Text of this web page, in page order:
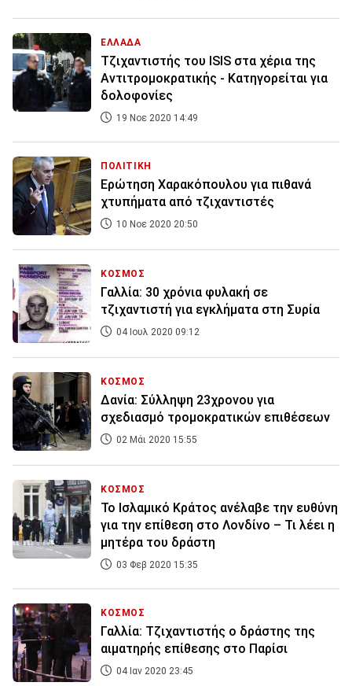
ΕΛΛΑΔΑ
Τζιχαντιστής του ISIS στα χέρια της
Αντιτρομοκρατικής - Κατηγορείται για
δολοφονίες
19 Νοε 2020 14:49
ΠΟΛΙΤΙΚΗ
Ερώτηση Χαρακόπουλου για πιθανά
χτυπήματα από τζιχαντιστές
10 Νοε 2020 20:50
ΚΟΣΜΟΣ
Γαλλία: 30 χρόνια φυλακή σε
τζιχαντιστή για εγκλήματα στη Συρία
04 Ιουλ 2020 09:12
ΚΟΣΜΟΣ
Δανία: Σύλληψη 23χρονου για
σχεδιασμό τρομοκρατικών επιθέσεων
02 Μάι 2020 15:55
ΚΟΣΜΟΣ
Το Ισλαμικό Κράτος ανέλαβε την ευθύνη
για την επίθεση στο Λονδίνο – Τι λέει η
μητέρα του δράστη
03 Φεβ 2020 15:35
ΚΟΣΜΟΣ
Γαλλία: Τζιχαντιστής ο δράστης της
αιματηρής επίθεσης στο Παρίσι
04 Ιαν 2020 23:45